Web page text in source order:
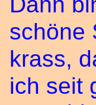
schöne
krass,
ich seit